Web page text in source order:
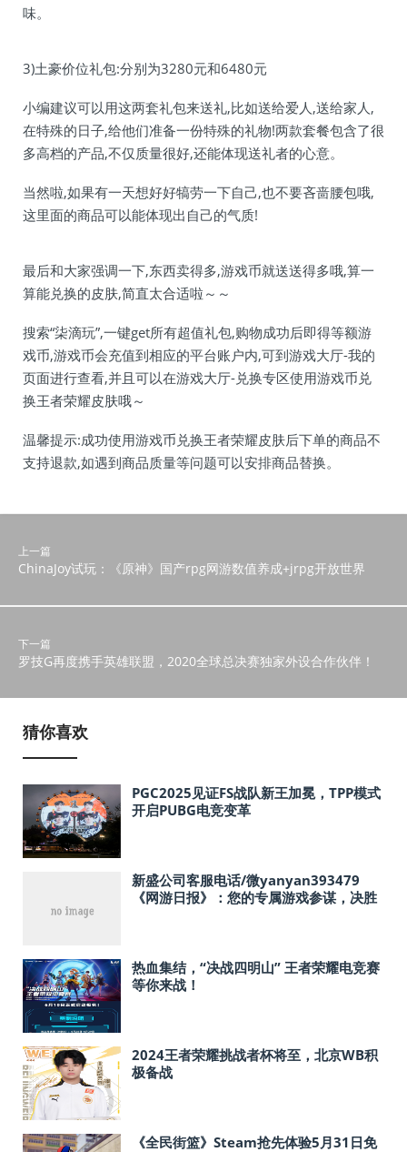
味。
3)土豪价位礼包:分别为3280元和6480元
小编建议可以用这两套礼包来送礼,比如送给爱人,送给家人,
在特殊的日子,给他们准备一份特殊的礼物!两款套餐包含了很
多高档的产品,不仅质量很好,还能体现送礼者的心意。
当然啦,如果有一天想好好犒劳一下自己,也不要吝啬腰包哦,
这里面的商品可以能体现出自己的气质!
最后和大家强调一下,东西卖得多,游戏币就送送得多哦,算一
算能兑换的皮肤,简直太合适啦～～
搜索“柒滴玩”,一键get所有超值礼包,购物成功后即得等额游
戏币,游戏币会充值到相应的平台账户内,可到游戏大厅-我的
页面进行查看,并且可以在游戏大厅-兑换专区使用游戏币兑
换王者荣耀皮肤哦～
温馨提示:成功使用游戏币兑换王者荣耀皮肤后下单的商品不
支持退款,如遇到商品质量等问题可以安排商品替换。
上一篇
ChinaJoy试玩：《原神》国产rpg网游数值养成+jrpg开放世界
下一篇
罗技G再度携手英雄联盟，2020全球总决赛独家外设合作伙伴！
猜你喜欢
PGC2025见证FS战队新王加冕，TPP模式
开启PUBG电竞变革
新盛公司客服电话/微yanyan393479
《网游日报》：您的专属游戏参谋，决胜
热血集结，“决战四明山” 王者荣耀电竞赛
等你来战！
2024王者荣耀挑战者杯将至，北京WB积
极备战
《全民街篮》Steam抢先体验5月31日免